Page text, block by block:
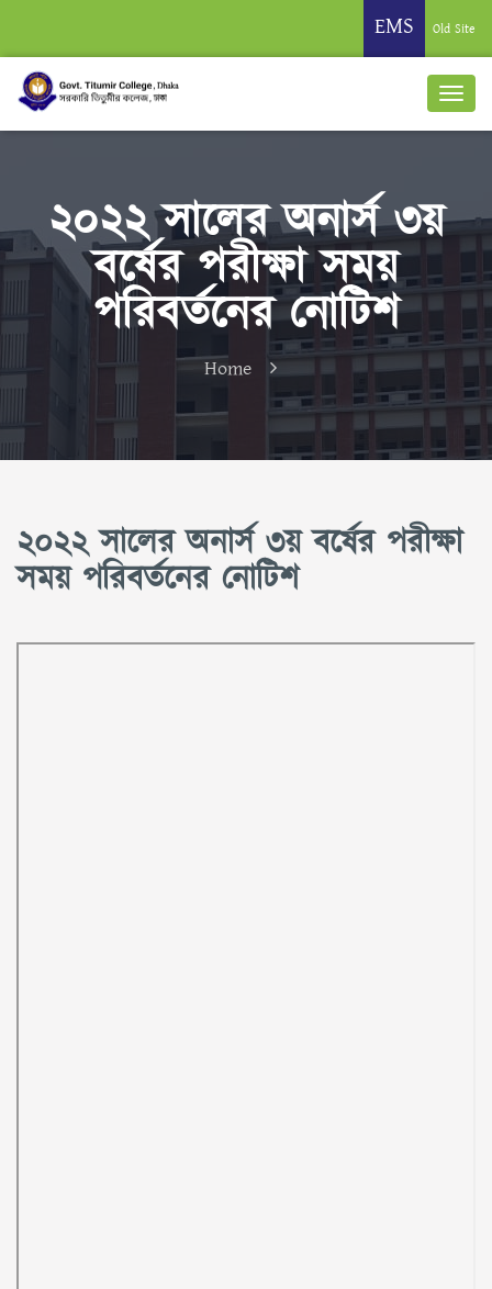
EMS Old Site
২০২২ সালের অনার্স ৩য়
বর্ষের পরীক্ষা সময়
পরিবর্তনের নোটিশ
Home
২০২২ সালের অনার্স ৩য় বর্ষের পরীক্ষা
সময় পরিবর্তনের নোটিশ